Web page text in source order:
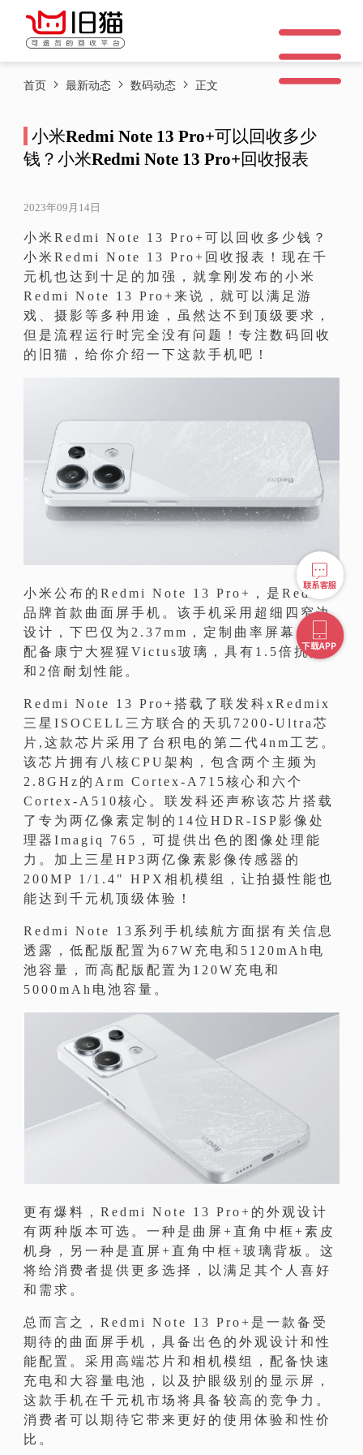
首页 最新动态 数码动态 正文
小米Redmi Note 13 Pro+可以回收多少
钱？小米Redmi Note 13 Pro+回收报表
2023年09月14日
小米Redmi Note 13 Pro+可以回收多少钱？
小米Redmi Note 13 Pro+回收报表！现在千
元机也达到十足的加强，就拿刚发布的小米
Redmi Note 13 Pro+来说，就可以满足游
戏、摄影等多种用途，虽然达不到顶级要求，
但是流程运行时完全没有问题！专注数码回收
的旧猫，给你介绍一下这款手机吧！
小米公布的Redmi Note 13 Pro+，是Redmi
品牌首款曲面屏手机。该手机采用超细四窄边
设计，下巴仅为2.37mm，定制曲率屏幕，并
配备康宁大猩猩Victus玻璃，具有1.5倍抗摔
和2倍耐划性能。
Redmi Note 13 Pro+搭载了联发科xRedmix
三星ISOCELL三方联合的天玑7200-Ultra芯
片,这款芯片采用了台积电的第二代4nm工艺。
该芯片拥有八核CPU架构，包含两个主频为
2.8GHz的Arm Cortex-A715核心和六个
Cortex-A510核心。联发科还声称该芯片搭载
了专为两亿像素定制的14位HDR-ISP影像处
理器Imagiq 765，可提供出色的图像处理能
力。加上三星HP3两亿像素影像传感器的
200MP 1/1.4" HPX相机模组，让拍摄性能也
能达到千元机顶级体验！
Redmi Note 13系列手机续航方面据有关信息
透露，低配版配置为67W充电和5120mAh电
池容量，而高配版配置为120W充电和
5000mAh电池容量。
更有爆料，Redmi Note 13 Pro+的外观设计
有两种版本可选。一种是曲屏+直角中框+素皮
机身，另一种是直屏+直角中框+玻璃背板。这
将给消费者提供更多选择，以满足其个人喜好
和需求。
总而言之，Redmi Note 13 Pro+是一款备受
期待的曲面屏手机，具备出色的外观设计和性
能配置。采用高端芯片和相机模组，配备快速
充电和大容量电池，以及护眼级别的显示屏，
这款手机在千元机市场将具备较高的竞争力。
消费者可以期待它带来更好的使用体验和性价
比。